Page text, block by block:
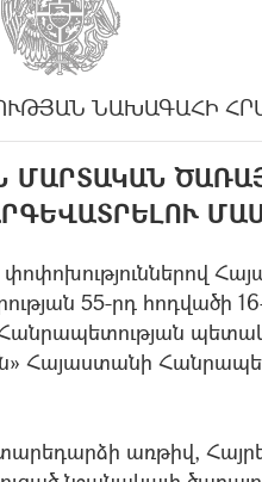
ՆԱԽԱԳԱՀԻ
ՄԱՐՏԱԿԱՆ
55-րդ հոդվածի
Հանրապետության
Հայաստանի
առթիվ,